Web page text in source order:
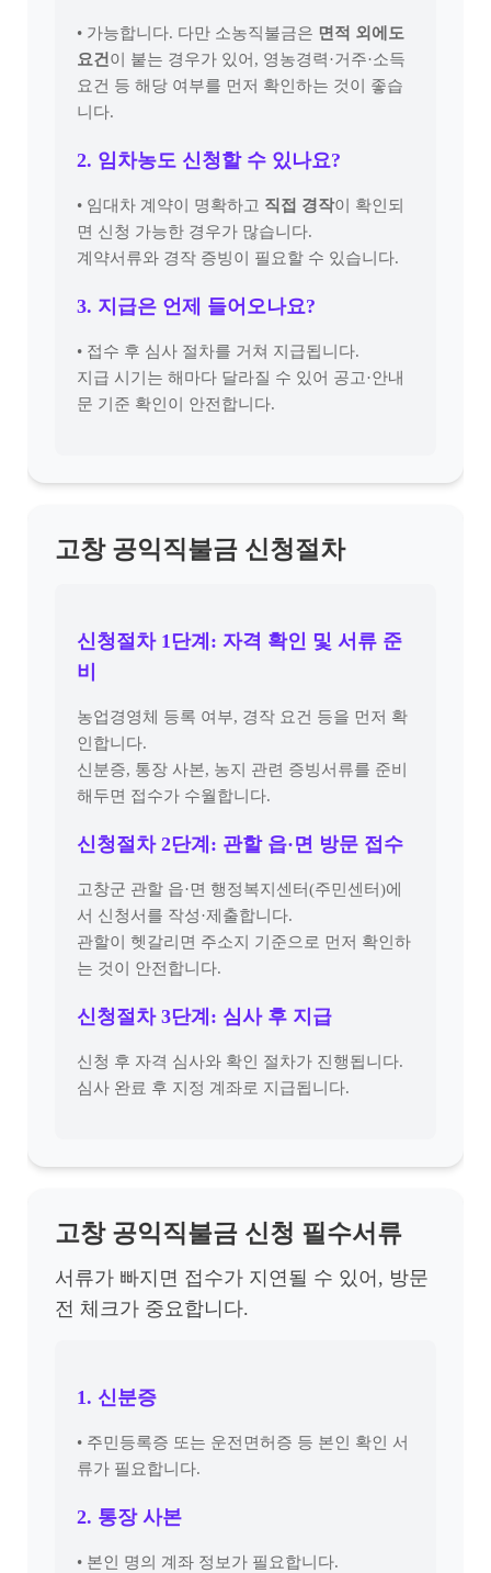
• 가능합니다. 다만 소농직불금은 면적 외에도
요건 이 붙는 경우가 있어, 영농경력·거주·소득
요건 등 해당 여부를 먼저 확인하는 것이 좋습
니다.
2. 임차농도 신청할 수 있나요?
• 임대차 계약이 명확하고 직접 경작이 확인되
면 신청 가능한 경우가 많습니다.
계약서류와 경작 증빙이 필요할 수 있습니다.
3. 지급은 언제 들어오나요?
• 접수 후 심사 절차를 거쳐 지급됩니다.
지급 시기는 해마다 달라질 수 있어 공고·안내
문 기준 확인이 안전합니다.
고창 공익직불금 신청절차
신청절차 1단계: 자격 확인 및 서류 준
비
농업경영체 등록 여부, 경작 요건 등을 먼저 확
인합니다.
신분증, 통장 사본, 농지 관련 증빙서류를 준비
해두면 접수가 수월합니다.
신청절차 2단계: 관할 읍·면 방문 접수
고창군 관할 읍·면 행정복지센터(주민센터)에
서 신청서를 작성·제출합니다.
관할이 헷갈리면 주소지 기준으로 먼저 확인하
는 것이 안전합니다.
신청절차 3단계: 심사 후 지급
신청 후 자격 심사와 확인 절차가 진행됩니다.
심사 완료 후 지정 계좌로 지급됩니다.
고창 공익직불금 신청 필수서류
서류가 빠지면 접수가 지연될 수 있어, 방문
전 체크가 중요합니다.
1. 신분증
• 주민등록증 또는 운전면허증 등 본인 확인 서
류가 필요합니다.
2. 통장 사본
• 본인 명의 계좌 정보가 필요합니다.